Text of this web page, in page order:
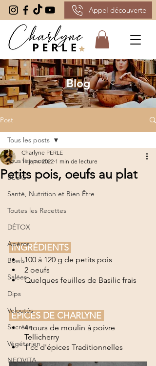
Appel découverte
Blog
Post
Tous les posts
BLOG
Santé, Nutrition et Bien Être
Toutes les Recettes
DÉTOX
Apéros
Bowls
Salées
Dips
Veloutés
Sucrées
Végétarien
NEOVITA
Tous les posts
Petits pois, oeufs au plat
Charlyne PERLE
11 janv. 2022 1 min de lecture
INGRÉDIENTS
100 à 120 g de petits pois
2 oeufs
Quelques feuilles de Basilic frais
ÉPICES DE CHARLYNE
4 tours de moulin à poivre
Tellicherry
1 cc d'épices Traditionnelles